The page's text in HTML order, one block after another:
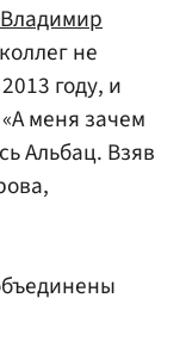
Владимир
не
году, и
меня зачем
Альбац. Взяв